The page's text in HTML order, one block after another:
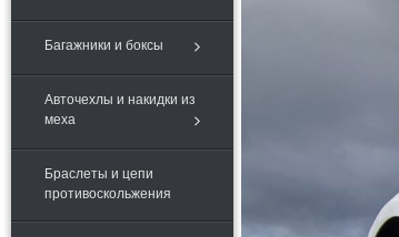
Багажники и боксы
Авточехлы и накидки из
меха
Браслеты и цепи
противоскольжения